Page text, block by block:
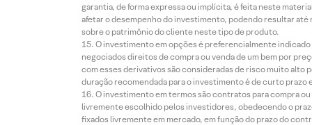
garantia, de forma expressa ou implícita, é feita neste
afetar o desempenho do investimento, podendo resultar
sobre o patrimônio do cliente neste tipo de produto.
O investimento em opções é preferencialmente
negociados direitos de compra ou venda de um bem por
com esses derivativos são consideradas de risco muito alto
duração recomendada para o investimento é de curto
O investimento em termos são contratos para compra
livremente escolhido pelos investidores, obedecendo o
fixados livremente em mercado, em função do prazo do